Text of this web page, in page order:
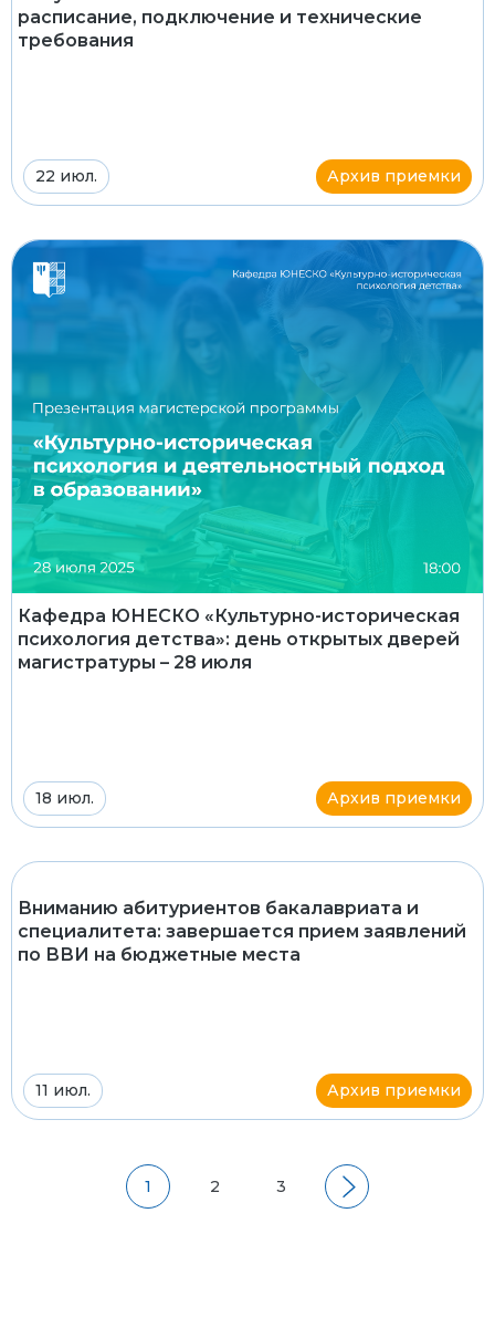
расписание, подключение и технические
требования
22 июл. Архив приемки
Кафедра ЮНЕСКО «Культурно-историческая
психология детства»: день открытых дверей
магистратуры – 28 июля
18 июл. Архив приемки
Вниманию абитуриентов бакалавриата и
специалитета: завершается прием заявлений
по ВВИ на бюджетные места
11 июл. Архив приемки
1 2 3